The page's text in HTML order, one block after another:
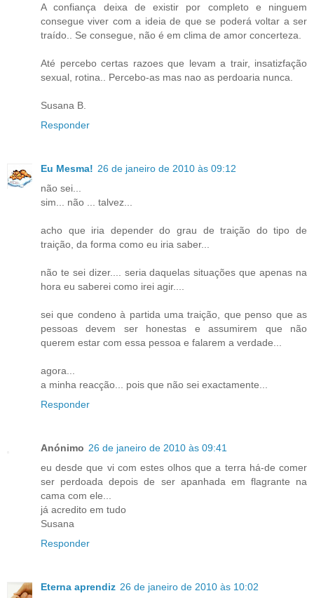
A confiança deixa de existir por completo e ninguem
consegue viver com a ideia de que se poderá voltar a ser
traído.. Se consegue, não é em clima de amor concerteza.
Até percebo certas razoes que levam a trair, insatizfação
sexual, rotina.. Percebo-as mas nao as perdoaria nunca.
Susana B.
Responder
Eu Mesma! 26 de janeiro de 2010 às 09:12
não sei...
sim... não ... talvez...
acho que iria depender do grau de traição do tipo de
traição, da forma como eu iria saber...
não te sei dizer.... seria daquelas situações que apenas na
hora eu saberei como irei agir....
sei que condeno à partida uma traição, que penso que as
pessoas devem ser honestas e assumirem que não
querem estar com essa pessoa e falarem a verdade...
agora...
a minha reacção... pois que não sei exactamente...
Responder
Anónimo 26 de janeiro de 2010 às 09:41
eu desde que vi com estes olhos que a terra há-de comer
ser perdoada depois de ser apanhada em flagrante na
cama com ele...
já acredito em tudo
Susana
Responder
Eterna aprendiz 26 de janeiro de 2010 às 10:02